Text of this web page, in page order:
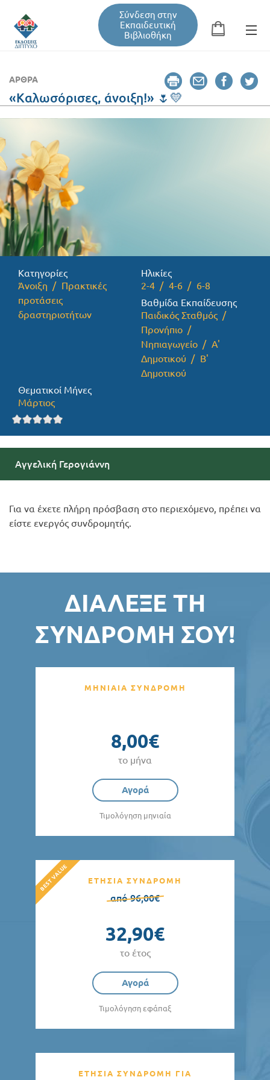
Σύνδεση στην
Εκπαιδευτική
Βιβλιοθήκη
Φόρμα αναζήτησης
Βιβλία
Σεμινάρια / Συνέδρια
Τεύχη Περιοδικών
Προσφορές
ΆΡΘΡΑ
«Καλωσόρισες, άνοιξη!» 🌷💛
Κατηγορίες
Άνοιξη
Πρακτικές
προτάσεις
δραστηριοτήτων
Ηλικίες
2-4
4-6
6-8
Βαθμίδα Εκπαίδευσης
Παιδικός Σταθμός
Προνήπιο
Νηπιαγωγείο
Α'
Δημοτικού
Β'
Δημοτικού
Θεματικοί Μήνες
Μάρτιος
Αγγελική Γερογιάννη
Για να έχετε πλήρη πρόσβαση στο περιεχόμενο, πρέπει να
είστε ενεργός συνδρομητής.
ΔΙΆΛΕΞΕ ΤΗ
ΣΥΝΔΡΟΜΉ ΣΟΥ!
ΜΗΝΙΑΙΑ ΣΥΝΔΡΟΜΗ
8,00€
το μήνα
Αγορά
Τιμολόγηση μηνιαία
ΕΤΗΣΙΑ ΣΥΝΔΡΟΜΗ
από 96,00€
32,90€
το έτος
Αγορά
Τιμολόγηση εφάπαξ
ΕΤΗΣΙΑ ΣΥΝΔΡΟΜΗ ΓΙΑ